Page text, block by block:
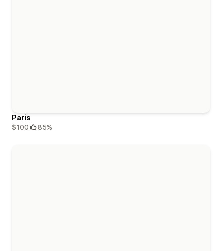
Paris
$100
85%